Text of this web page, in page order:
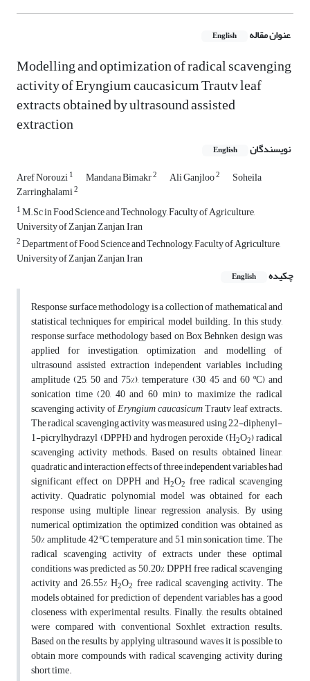
عنوان مقاله English
Modelling and optimization of radical scavenging
activity of Eryngium caucasicum Trautv leaf
extracts obtained by ultrasound assisted
extraction
نویسندگان English
Aref Norouzi1 Mandana Bimakr2 Ali Ganjloo2 Soheila
Zarringhalami2
1M.Sc in Food Science and Technology, Faculty of Agriculture,
University of Zanjan, Zanjan, Iran
2Department of Food Science and Technology, Faculty of Agriculture,
University of Zanjan, Zanjan, Iran
چکیده
English
Response surface methodology is a collection of mathematical and
statistical techniques for empirical model building. In this study,
response surface methodology based on Box Behnken design was
applied for investigation, optimization and modelling of
ultrasound assisted extraction independent variables including
amplitude (25, 50 and 75%), temperature (30, 45 and 60 ºC) and
sonication time (20, 40 and 60 min) to maximize the radical
scavenging activity ofEryngium caucasicumTrautv leaf extracts.
The radical scavenging activity was measured using 2,2-diphenyl-
1-picrylhydrazyl (DPPH) and hydrogen peroxide (H2O2) radical
scavenging activity methods. Based on results obtained linear,
quadratic and interaction effects of three independent variables had
significant effect on DPPH and H2O2 free radical scavenging
activity. Quadratic polynomial model was obtained for each
response using multiple linear regression analysis. By using
numerical optimization the optimized condition was obtained as
50% amplitude, 42 ºC temperature and 51 min sonication time. The
radical scavenging activity of extracts under these optimal
conditions was predicted as 50.20% DPPH free radical scavenging
activity and 26.55% H2O2 free radical scavenging activity. The
models obtained for prediction of dependent variables has a good
closeness with experimental results. Finally, the results obtained
were compared with conventional Soxhlet extraction results.
Based on the results, by applying ultrasound waves it is possible to
obtain more compounds with radical scavenging activity during
short time.